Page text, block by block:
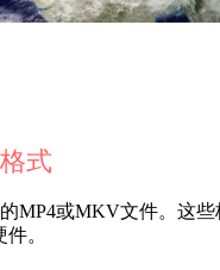
式
MP4或MKV文件。这些
。